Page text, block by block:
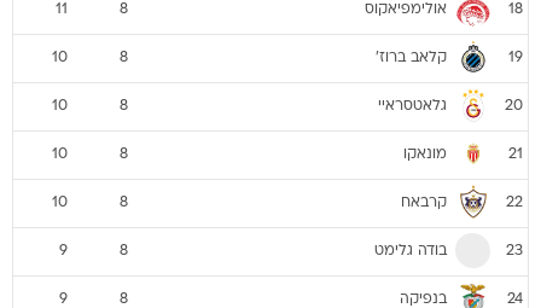
18 אולימפיאקוס 8
11
19 קלאב ברוז' 8
10
20 גלאטסראיי 8
10
21 מונאקו 8
10
22 קרבאח 8
10
23 בודה גלימט 8
9
24 בנפיקה 8
9